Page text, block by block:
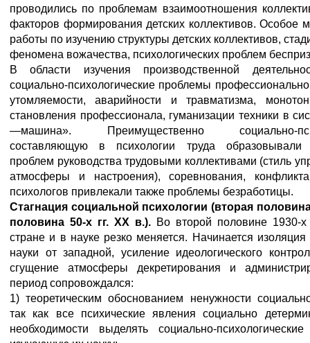
проводились по проблемам взаимоотношения
факторов формирования детских коллективов. Особое
работы по изучению структуры детских коллективов,
феномена вожачества, психологических проблем
В области изучения производственной
социально-психологические проблемы
утомляемости, аварийности и травматизма,
становления профессионала, гуманизации техники в
—машина». Преимущественно социально-
составляющую в психологии труда образовывали
проблем руководства трудовыми коллективами (стиль
атмосферы и настроения), соревнования,
психологов привлекали также проблемы безработицы.
Стагнация социальной психологии (вторая
половина 50-х гг. XX в.). Во второй половине 1930-х
стране и в науке резко меняется. Начинается изоляция
науки от западной, усиление идеологического
сгущение атмосферы декретирования и
период сопровождался:
1) теоретическим обоснованием ненужности
так как все психические явления социально
необходимости выделять социально-